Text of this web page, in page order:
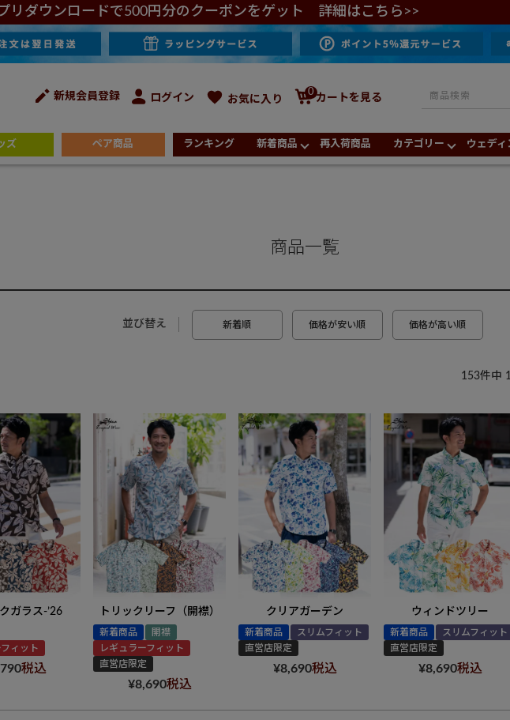
リダウンロードで500円分のクーポンをゲット 詳細はこちら>>
新規会員登録 ログイン お気に入り
0
カートを見る
ズ ペア商品 ランキング 新着商品 再入荷商品 カテゴリー ウェディ
商品一覧
並び替え 新着順 価格が安い順 価格が高い順
153件中 1
ガラス-’26
フィット
税込
トリックリーフ（開襟）
新着商品
開襟
レギュラーフィット
直営店限定
¥8,690税込
クリアガーデン
新着商品
スリムフィット
直営店限定
¥8,690税込
ウィンドツリー
新着商品
スリムフィット
直営店限定
¥8,690税込